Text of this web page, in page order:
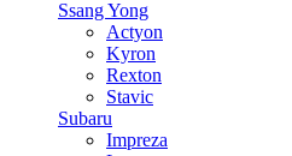
Ssang Yong
Actyon
Kyron
Rexton
Stavic
Subaru
Impreza